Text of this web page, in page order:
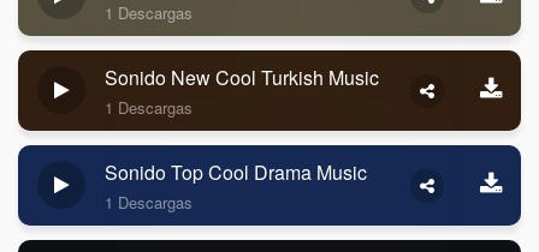
1 Descargas
Sonido New Cool Turkish Music
1 Descargas
Sonido Top Cool Drama Music
1 Descargas